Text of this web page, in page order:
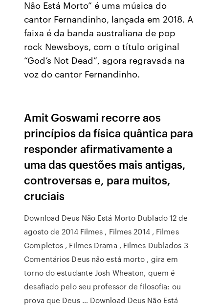
Não Está Morto” é uma música do
cantor Fernandinho, lançada em 2018. A
faixa é da banda australiana de pop
rock Newsboys, com o título original
“God’s Not Dead”, agora regravada na
voz do cantor Fernandinho.
Amit Goswami recorre aos
princípios da física quântica para
responder afirmativamente a
uma das questões mais antigas,
controversas e, para muitos,
cruciais
Download Deus Não Está Morto Dublado 12 de
agosto de 2014 Filmes , Filmes 2014 , Filmes
Completos , Filmes Drama , Filmes Dublados 3
Comentários Deus não está morto , gira em
torno do estudante Josh Wheaton, quem é
desafiado pelo seu professor de filosofia: ou
prova que Deus … Download Deus Não Está